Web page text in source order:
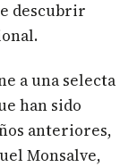
descubrir
a una selecta
han sido
anteriores,
Monsalve,